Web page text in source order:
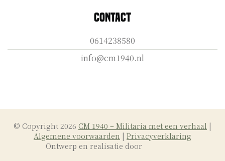
Contact
0614238580
info@cm1940.nl
© Copyright 2026 CM 1940 – Militaria met een verhaal |
Algemene voorwaarden | Privacyverklaring
Ontwerp en realisatie door